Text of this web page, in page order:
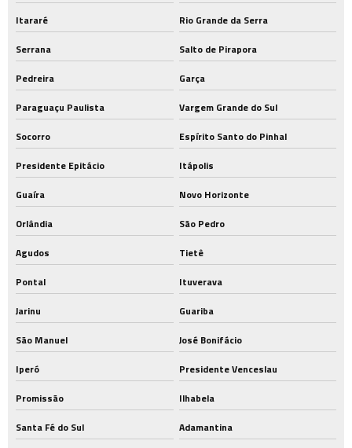
Itararé
Rio Grande da Serra
Serrana
Salto de Pirapora
Pedreira
Garça
Paraguaçu Paulista
Vargem Grande do Sul
Socorro
Espírito Santo do Pinhal
Presidente Epitácio
Itápolis
Guaíra
Novo Horizonte
Orlândia
São Pedro
Agudos
Tietê
Pontal
Ituverava
Jarinu
Guariba
São Manuel
José Bonifácio
Iperó
Presidente Venceslau
Promissão
Ilhabela
Santa Fé do Sul
Adamantina